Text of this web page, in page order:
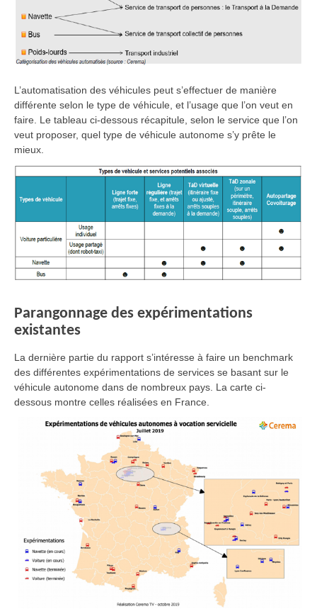
L’automatisation des véhicules peut s’effectuer de manière
différente selon le type de véhicule, et l’usage que l’on veut en
faire. Le tableau ci-dessous récapitule, selon le service que l’on
veut proposer, quel type de véhicule autonome s’y prête le
mieux.
Parangonnage des expérimentations
existantes
La dernière partie du rapport s’intéresse à faire un benchmark
des différentes expérimentations de services se basant sur le
véhicule autonome dans de nombreux pays. La carte ci-
dessous montre celles réalisées en France.